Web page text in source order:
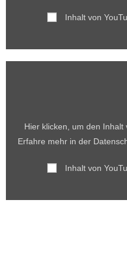
Inhalt von
Hier klicken, um den Inhalt
Erfahre mehr in der
Inhalt von